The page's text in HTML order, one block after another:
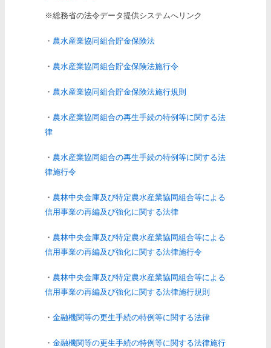
※総務省の法令データ提供システムへリンク
・ 農水産業協同組合貯金保険法
・ 農水産業協同組合貯金保険法施行令
・ 農水産業協同組合貯金保険法施行規則
・ 農水産業協同組合の再生手続の特例等に関する法
律
・ 農水産業協同組合の再生手続の特例等に関する法
律施行令
・ 農林中央金庫及び特定農水産業協同組合等による
信用事業の再編及び強化に関する法律
・ 農林中央金庫及び特定農水産業協同組合等による
信用事業の再編及び強化に関する法律施行令
・ 農林中央金庫及び特定農水産業協同組合等による
信用事業の再編及び強化に関する法律施行規則
・ 金融機関等の更生手続の特例等に関する法律
・ 金融機関等の更生手続の特例等に関する法律施行